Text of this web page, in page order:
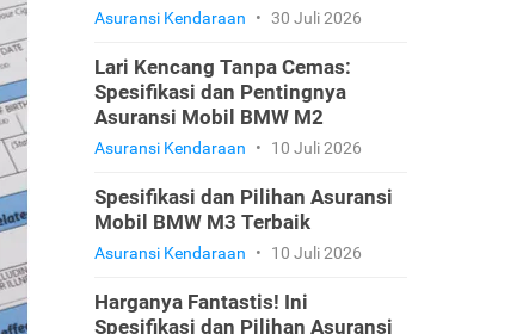
Asuransi Kendaraan • 30 Juli 2026
Lari Kencang Tanpa Cemas:
Spesifikasi dan Pentingnya
Asuransi Mobil BMW M2
Asuransi Kendaraan • 10 Juli 2026
Spesifikasi dan Pilihan Asuransi
Mobil BMW M3 Terbaik
Asuransi Kendaraan • 10 Juli 2026
Harganya Fantastis! Ini
Spesifikasi dan Pilihan Asuransi